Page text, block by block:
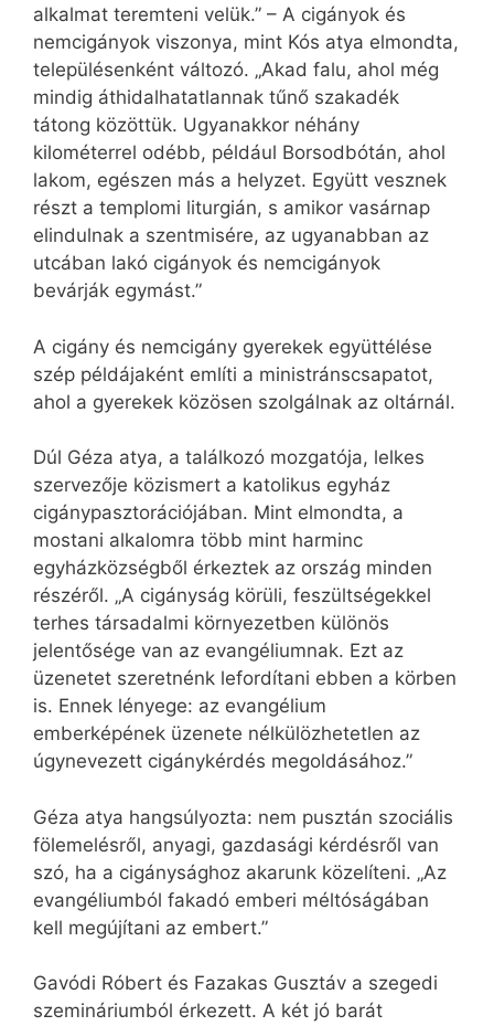
alkalmat teremteni velük.” – A cigányok és
nemcigányok viszonya, mint Kós atya elmondta,
településenként változó. „Akad falu, ahol még
mindig áthidalhatatlannak tűnő szakadék
tátong közöttük. Ugyanakkor néhány
kilométerrel odébb, például Borsodbótán, ahol
lakom, egészen más a helyzet. Együtt vesznek
részt a templomi liturgián, s amikor vasárnap
elindulnak a szentmisére, az ugyanabban az
utcában lakó cigányok és nemcigányok
bevárják egymást.”
A cigány és nemcigány gyerekek együttélése
szép példájaként említi a ministránscsapatot,
ahol a gyerekek közösen szolgálnak az oltárnál.
Dúl Géza atya, a találkozó mozgatója, lelkes
szervezője közismert a katolikus egyház
cigánypasztorációjában. Mint elmondta, a
mostani alkalomra több mint harminc
egyházközségből érkeztek az ország minden
részéről. „A cigányság körüli, feszültségekkel
terhes társadalmi környezetben különös
jelentősége van az evangéliumnak. Ezt az
üzenetet szeretnénk lefordítani ebben a körben
is. Ennek lényege: az evangélium
emberképének üzenete nélkülözhetetlen az
úgynevezett cigánykérdés megoldásához.”
Géza atya hangsúlyozta: nem pusztán szociális
fölemelésről, anyagi, gazdasági kérdésről van
szó, ha a cigánysághoz akarunk közelíteni. „Az
evangéliumból fakadó emberi méltóságában
kell megújítani az embert.”
Gavódi Róbert és Fazakas Gusztáv a szegedi
szemináriumból érkezett. A két jó barát